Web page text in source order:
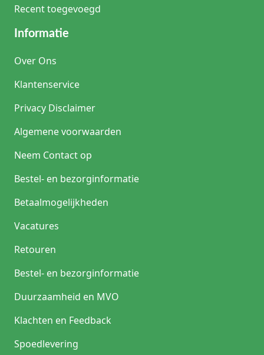
Recent toegevoegd
Informatie
Over Ons
Klantenservice
Privacy Disclaimer
Algemene voorwaarden
Neem Contact op
Bestel- en bezorginformatie
Betaalmogelijkheden
Vacatures
Retouren
Bestel- en bezorginformatie
Duurzaamheid en MVO
Klachten en Feedback
Spoedlevering